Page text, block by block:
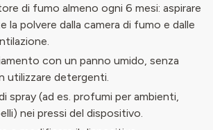
di fumo almeno ogni 6 mesi: aspirare
la polvere dalla camera di fumo e dalle
con un panno umido, senza
utilizzare detergenti.
spray (ad es. profumi per ambienti,
nei pressi del dispositivo.